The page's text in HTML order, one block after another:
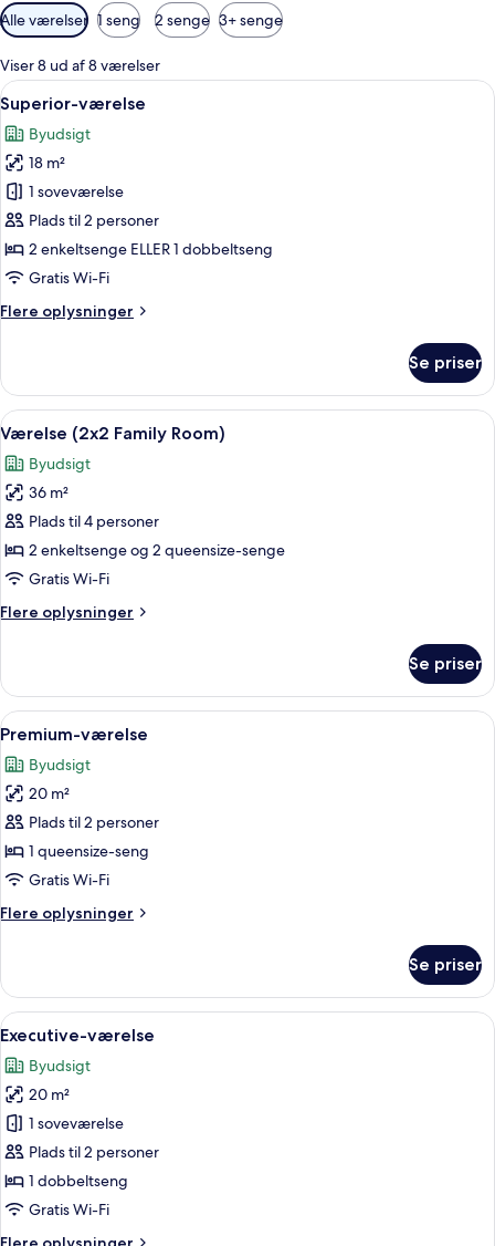
Tilgængelige
filtre
for
værelser
Alle værelser 1 seng 2 senge 3+ senge
Viser 8 ud af 8 værelser
Indlæs
alle
billeder
af
Superior-
værelse
Et hotelværelse med en seng, et
5
Superior-værelse
Byudsigt
18 m²
1 soveværelse
Plads til 2 personer
2 enkeltsenge ELLER 1 dobbeltseng
Gratis Wi-Fi
Flere oplysninger
Flere
værelse
Se priser
Indlæs
alle
billeder
af
Værelse
(2x2
Family
Et moderne hotelværelse med en
6
Værelse (2x2 Family Room)
Byudsigt
36 m²
Plads til 4 personer
2 enkeltsenge og 2 queensize-senge
Gratis Wi-Fi
Flere oplysninger
Flere
(2x2
Family
Room)
Se priser
Indlæs
alle
billeder
af
Premium-
værelse
Et moderne hotelværelse med en
5
Premium-værelse
Byudsigt
20 m²
Plads til 2 personer
1 queensize-seng
Gratis Wi-Fi
Flere oplysninger
Flere
værelse
Se priser
Indlæs
alle
billeder
af
Executive-
værelse
Et hotelværelse med en stor seng,
5
Executive-værelse
Byudsigt
20 m²
1 soveværelse
Plads til 2 personer
1 dobbeltseng
Gratis Wi-Fi
Flere